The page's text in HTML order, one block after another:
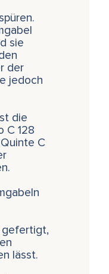
sie
der
jedoch
die
C 128
C
gefertigt,
lässt.